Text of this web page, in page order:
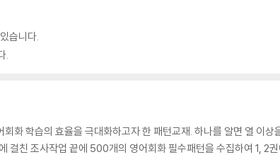
습니다.
.
화 학습의 효율을 극대화하고자 한 패턴교재. 하나를 알면 열 이상
걸친 조사작업 끝에 500개의 영어회화 필수패턴을 수집하여 1, 2